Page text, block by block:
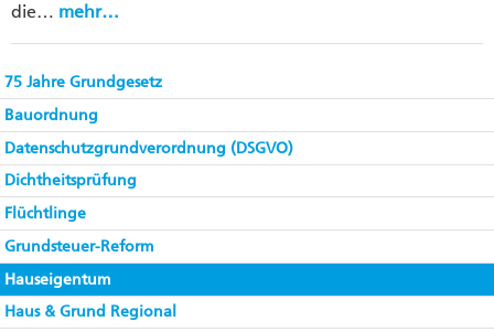
die… mehr…
75 Jahre Grundgesetz
Bauordnung
Datenschutzgrundverordnung (DSGVO)
Dichtheitsprüfung
Flüchtlinge
Grundsteuer-Reform
Hauseigentum
Haus & Grund Regional